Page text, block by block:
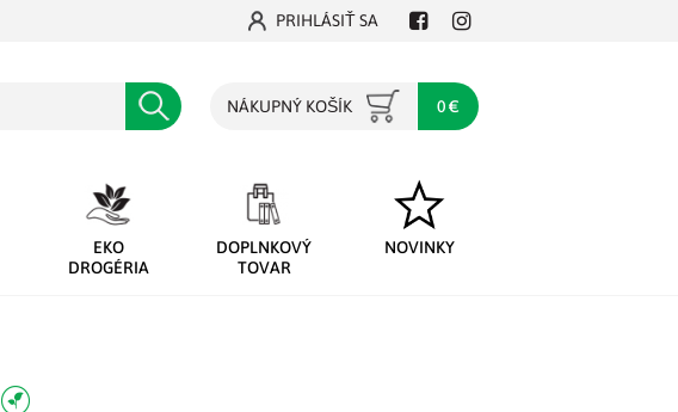
PRIHLÁSIŤ SA
FacebookInstagram
Hľadať NÁKUPNÝ KOŠÍK 0 €
EKO
DROGÉRIA
DOPLNKOVÝ
TOVAR
NOVINKY